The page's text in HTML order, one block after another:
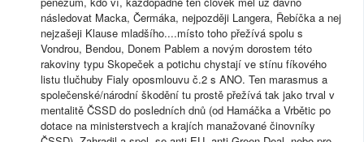
následovat Macka, Čermáka, nejpozději Langera, Řebíčka a nej
nejzašeji Klause mladšího....místo toho přežívá spolu s
Vondrou, Bendou, Donem Pablem a novým dorostem této
rakoviny typu Skopeček a potichu chystají ve stínu fíkového
listu tlučhuby Fialy oposmlouvu č.2 s ANO. Ten marasmus a
společenské/národní škodění tu prostě přežívá tak jako trval v
mentalitě ČSSD do posledních dnů (od Hamáčka a Vrbětic po
dotace na ministerstvech a krajích manažované činovníky